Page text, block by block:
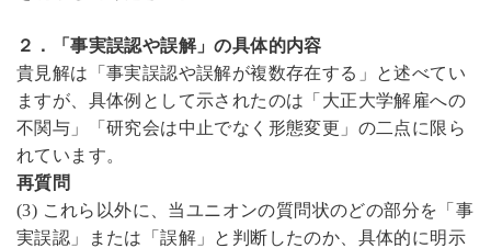
２．「事実誤認や誤解」の具体的内容
貴見解は「事実誤認や誤解が複数存在する」と述べてい
ますが、具体例として示されたのは「大正大学解雇への
不関与」「研究会は中止でなく形態変更」の二点に限ら
れています。
再質問
(3) これら以外に、当ユニオンの質問状のどの部分を「事
実誤認」または「誤解」と判断したのか、具体的に明示